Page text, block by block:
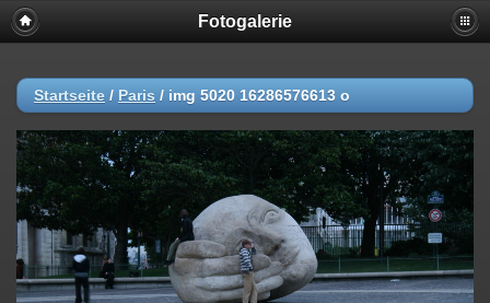
Fotogalerie
Startseite / Paris / img 5020 16286576613 o